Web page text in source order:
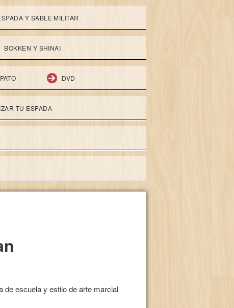
Y SABLE MILITAR
BOKKEN Y SHINAI
DVD
TU ESPADA
de escuela y estilo de arte marcial